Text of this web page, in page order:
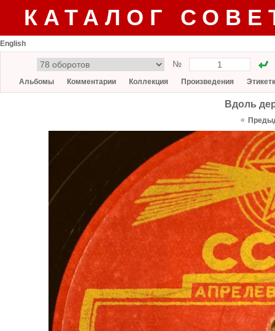
КАТАЛОГ
English
№
Альбомы Комментарии Коллекция Произведения
Вдоль
«